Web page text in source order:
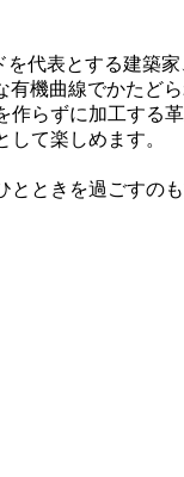
を代表とする建築
機曲線でかた
らずに加工する
て楽しめます。
ときを過ごすの